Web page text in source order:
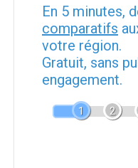
En 5 minutes,
comparatifs
votre région.
Gratuit, sans
engagement.
1 2